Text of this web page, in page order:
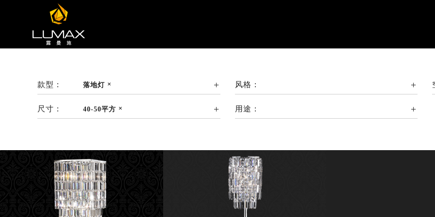
款型： 落地灯 风格：
尺寸： 40-50平方 用途：